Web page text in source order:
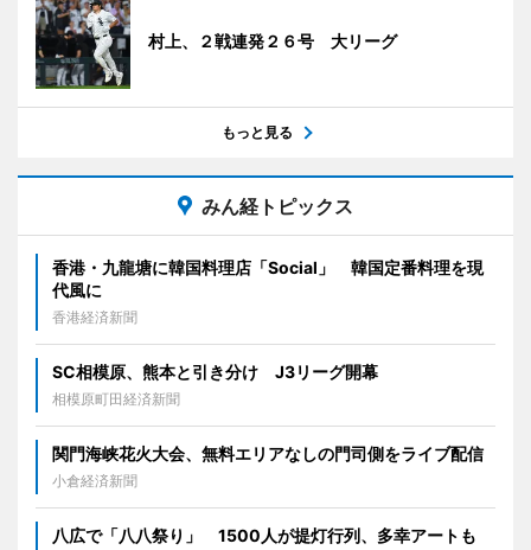
村上、２戦連発２６号 大リーグ
もっと見る
みん経トピックス
香港・九龍塘に韓国料理店「Social」 韓国定番料理を現
代風に
香港経済新聞
SC相模原、熊本と引き分け J3リーグ開幕
相模原町田経済新聞
関門海峡花火大会、無料エリアなしの門司側をライブ配信
小倉経済新聞
八広で「八八祭り」 1500人が提灯行列、多幸アートも